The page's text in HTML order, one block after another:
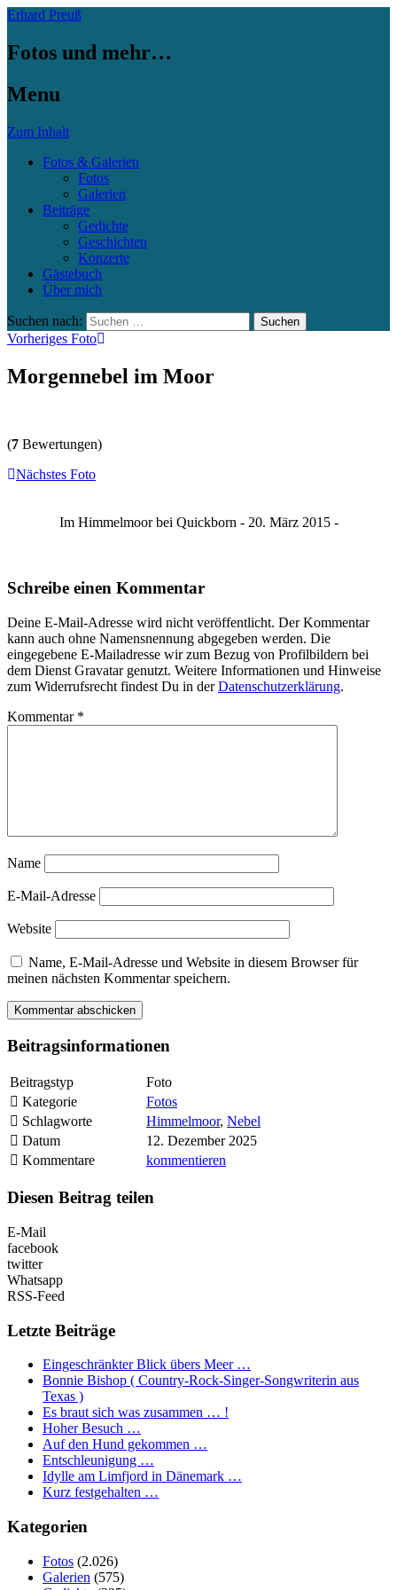
Erhard Preuß
Fotos und mehr…
Menu
Zum Inhalt
Fotos & Galerien
Fotos
Galerien
Beiträge
Gedichte
Geschichten
Konzerte
Gästebuch
Über mich
Suchen nach:
Vorheriges Foto
Morgennebel im Moor
(7 Bewertungen)
Nächstes Foto
Im Himmelmoor bei Quickborn - 20. März 2015 -
Schreibe einen Kommentar
Deine E-Mail-Adresse wird nicht veröffentlicht. Der Kommentar
kann auch ohne Namensnennung abgegeben werden. Die
eingegebene E-Mailadresse wir zum Bezug von Profilbildern bei
dem Dienst Gravatar genutzt. Weitere Informationen und Hinweise
zum Widerrufsrecht findest Du in derDatenschutzerklärung.
Kommentar *
Name
E-Mail-Adresse
Website
Name, E-Mail-Adresse und Website in diesem Browser für
meinen nächsten Kommentar speichern.
Beitragsinformationen
Beitragstyp
Foto
Kategorie
Fotos
Schlagworte
Himmelmoor, Nebel
Datum
12. Dezember 2025
Kommentare
kommentieren
Diesen Beitrag teilen
E-Mail
facebook
twitter
Whatsapp
RSS-Feed
Letzte Beiträge
Eingeschränkter Blick übers Meer …
Bonnie Bishop ( Country-Rock-Singer-Songwriterin aus
Texas )
Es braut sich was zusammen … !
Hoher Besuch …
Auf den Hund gekommen …
Entschleunigung …
Idylle am Limfjord in Dänemark …
Kurz festgehalten …
Kategorien
Fotos (2.026)
Galerien (575)